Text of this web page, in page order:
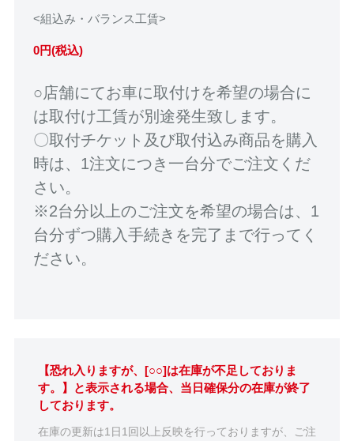
<組込み・バランス工賃>
0円(税込)
○店舗にてお車に取付けを希望の場合に
は取付け工賃が別途発生致します。
〇取付チケット及び取付込み商品を購入
時は、1注文につき一台分でご注文くだ
さい。
※2台分以上のご注文を希望の場合は、1
台分ずつ購入手続きを完了まで行ってく
ださい。
【恐れ入りますが、[○○]は在庫が不足しておりま
す。】と表示される場合、当日確保分の在庫が終了
しております。
在庫の更新は1日1回以上反映を行っておりますが、ご注